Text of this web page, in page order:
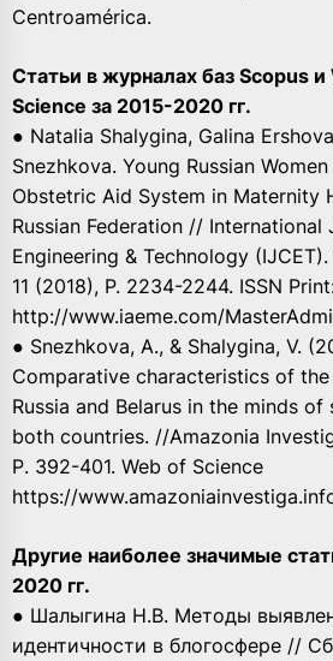
Centroamérica.
Статьи в журналах баз Scopus и
Science за 2015-2020 гг.
● Natalia Shalygina, Galina
Snezhkova. Young Russian
Obstetric Aid System in Maternity
Russian Federation // International
Engineering & Technology
11 (2018), P. 2234-2244. ISSN
http://www.iaeme.com/
● Snezhkova, A., & Shalygina, V.
Comparative characteristics of
Russia and Belarus in the minds
both countries. //Amazonia
Р. 392-401. Web of Science
https://
Другие наиболее значимые
2020 гг.
● Шалыгина Н.В. Методы
идентичности в блогосфере //